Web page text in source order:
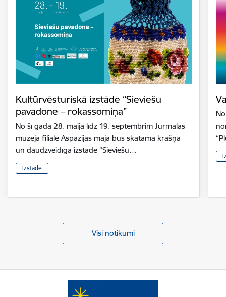
Kultūrvēsturiskā izstāde “Sieviešu
pavadone – rokassomiņa”
No šī gada 28. maija līdz 19. septembrim Jūrmalas
muzeja filiālē Aspazijas mājā būs skatāma krāšņa
un daudzveidīga izstāde “Sieviešu…
Izstāde
Visi notikumi